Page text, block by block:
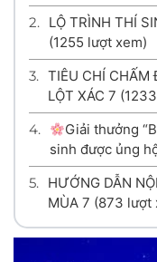
2.
LỘ TRÌNH THÍ
(1255 lượt xem)
3. TIÊU CHÍ CHẤM ĐIỂM VÒNG SƠ LOẠI HÀNH TRÌNH
LỘT XÁC 7
4.
Giải thưởng
sinh được ủng
5. HƯỚNG DẪN NỘP HỒ SƠ HÀNH TRÌNH LỘT XÁC
MÙA 7 (873 lượt